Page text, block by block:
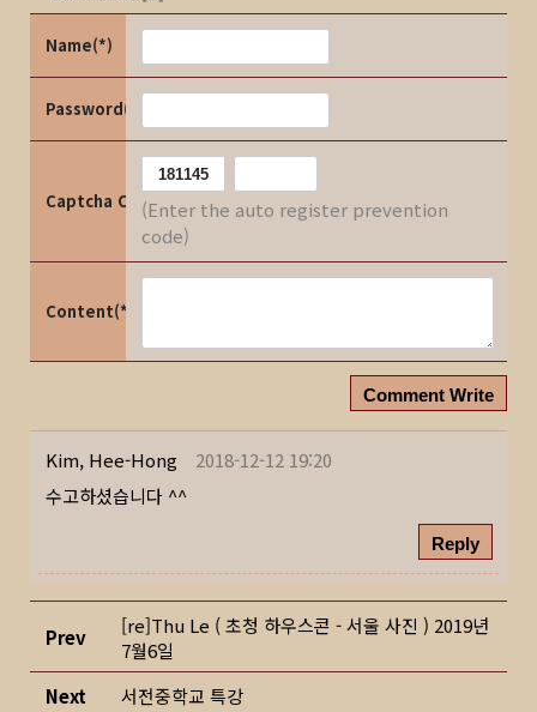
Name(*)
Password(*)
Captcha Code(Enter the auto register prevention
code)
Content(*)
Comment Write
Kim, Hee-Hong
2018-12-12 19:20
수고하셨습니다 ^^
Reply
Prev
[re]Thu Le ( 초청 하우스콘 - 서울 사진 ) 2019년
7월6일
Next
서전중학교 특강